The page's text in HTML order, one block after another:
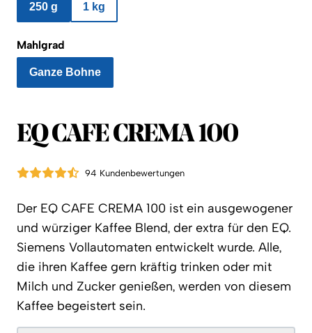
250 g 1 kg
Mahlgrad
Ganze Bohne
EQ CAFE CREMA 100
94 Kundenbewertungen
Der EQ CAFE CREMA 100 ist ein ausgewogener
und würziger Kaffee Blend, der extra für den EQ.
Siemens Vollautomaten entwickelt wurde. Alle,
die ihren Kaffee gern kräftig trinken oder mit
Milch und Zucker genießen, werden von diesem
Kaffee begeistert sein.